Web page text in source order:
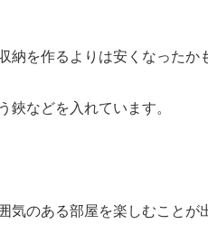
納を作るよりは安くなったか
鋏などを入れています。
気のある部屋を楽しむこと